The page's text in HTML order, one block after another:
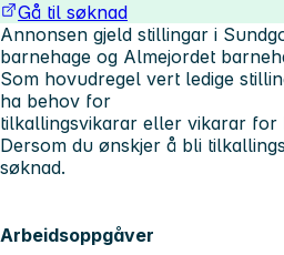
Gå til søknad
Annonsen gjeld stillingar i
barnehage og Almejordet
Som hovudregel vert ledige
ha behov for
tilkallingsvikarar eller vikarar for
Dersom du ønskjer å bli
søknad.
Arbeidsoppgåver